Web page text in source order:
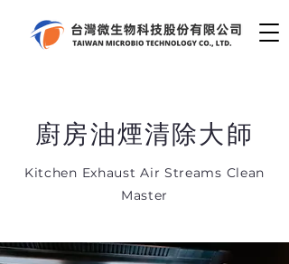
​廚房油煙清除大師
Kitchen Exhaust Air Streams Clean
Master